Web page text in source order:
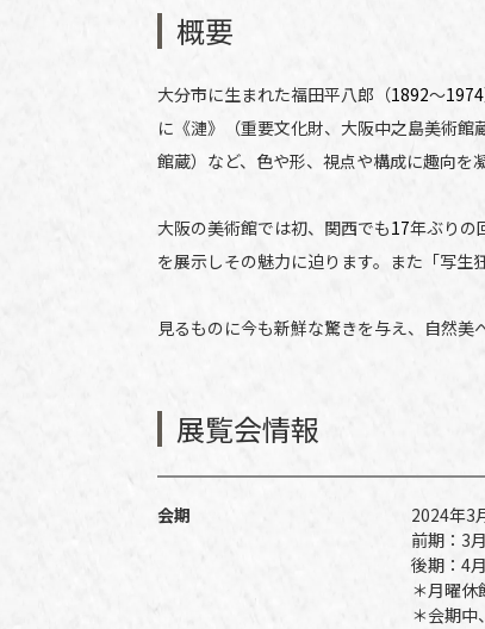
概要
大分市に生まれた福田平八郎（1892～1974
に《漣》（重要文化財、大阪中之島美術
館蔵）など、色や形、視点や構成に趣向を
大阪の美術館では初、関西でも17年ぶりの
を展示しその魅力に迫ります。また「写生
見るものに今も新鮮な驚きを与え、自然美
展覧会情報
会期
2024年3
前期：3
後期：4
＊月曜休
＊会期中